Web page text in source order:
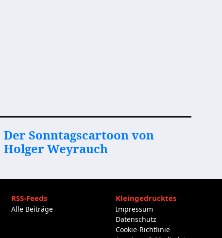
Der Sonntagscartoon von
Holger Weyrauch
RSS-Feeds
Alle Beiträge
Kleingedrucktes
Impressum
Datenschutz
Cookie-Richtlinie